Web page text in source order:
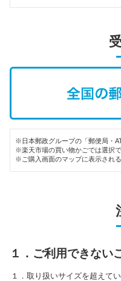
※日本郵政グループの「郵便局・
※楽天市場の買い物かごでは選択
※ご購入画面のマップに表示され
１．ご利用できない
１．取り扱いサイズを超えて